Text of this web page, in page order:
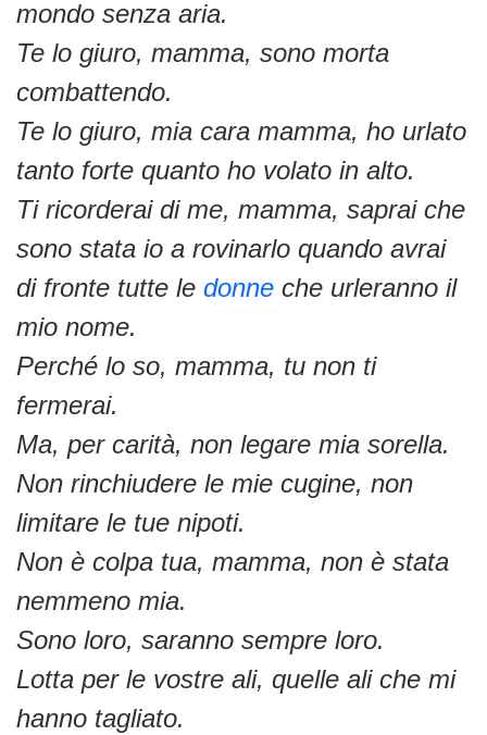
mondo senza aria.
Te lo giuro, mamma, sono morta
combattendo.
Te lo giuro, mia cara mamma, ho urlato
tanto forte quanto ho volato in alto.
Ti ricorderai di me, mamma, saprai che
sono stata io a rovinarlo quando avrai
di fronte tutte le donne che urleranno il
mio nome.
Perché lo so, mamma, tu non ti
fermerai.
Ma, per carità, non legare mia sorella.
Non rinchiudere le mie cugine, non
limitare le tue nipoti.
Non è colpa tua, mamma, non è stata
nemmeno mia.
Sono loro, saranno sempre loro.
Lotta per le vostre ali, quelle ali che mi
hanno tagliato.